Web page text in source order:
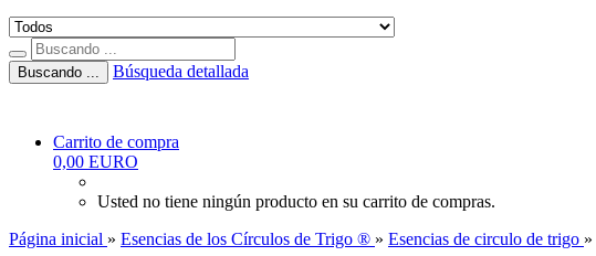
Buscando ... Búsqueda detallada
Carrito de compra
0,00 EURO
Usted no tiene ningún producto en su carrito de compras.
Página inicial » Esencias de los Círculos de Trigo ® » Esencias de circulo de trigo »